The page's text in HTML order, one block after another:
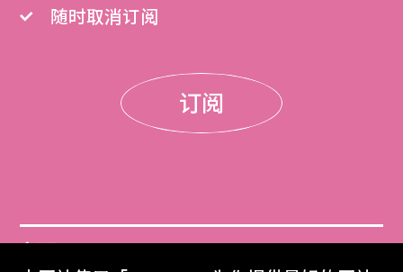
随时取消订阅
订阅
门票